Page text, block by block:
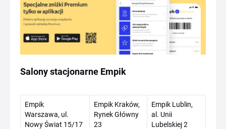
Salony stacjonarne Empik
Empik
Warszawa, ul.
Nowy Świat 15/17
Empik Kraków,
Rynek Główny
23
Empik Lublin,
al. Unii
Lubelskiej 2